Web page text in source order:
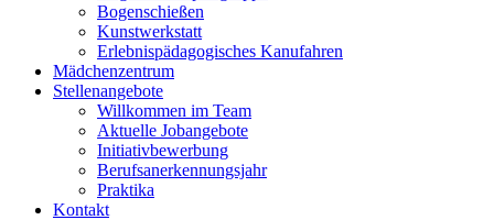
Bogenschießen
Kunstwerkstatt
Erlebnispädagogisches Kanufahren
Mädchenzentrum
Stellenangebote
Willkommen im Team
Aktuelle Jobangebote
Initiativbewerbung
Berufsanerkennungsjahr
Praktika
Kontakt